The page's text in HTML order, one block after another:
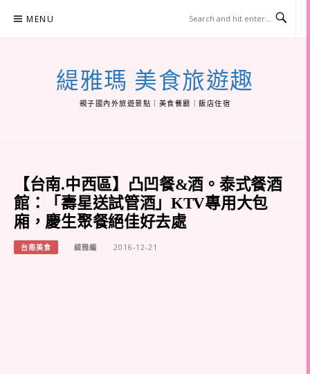
MENU
緹雅瑪 美食旅遊趣
親子國內外旅遊景點｜美食餐廳｜飯店住宿
【台南.中西區】凸凹餐&酒。泰式餐酒
館：「壽星送試管酒」KTV專用大包
廂，慶生聚餐絕佳好去處
台南美食 緹雅編 2016-12-21